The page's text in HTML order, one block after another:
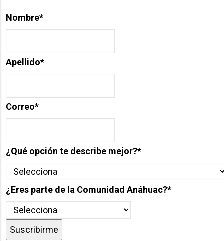
Nombre*
Apellido*
Correo*
¿Qué opción te describe mejor?*
¿Eres parte de la Comunidad Anáhuac?*